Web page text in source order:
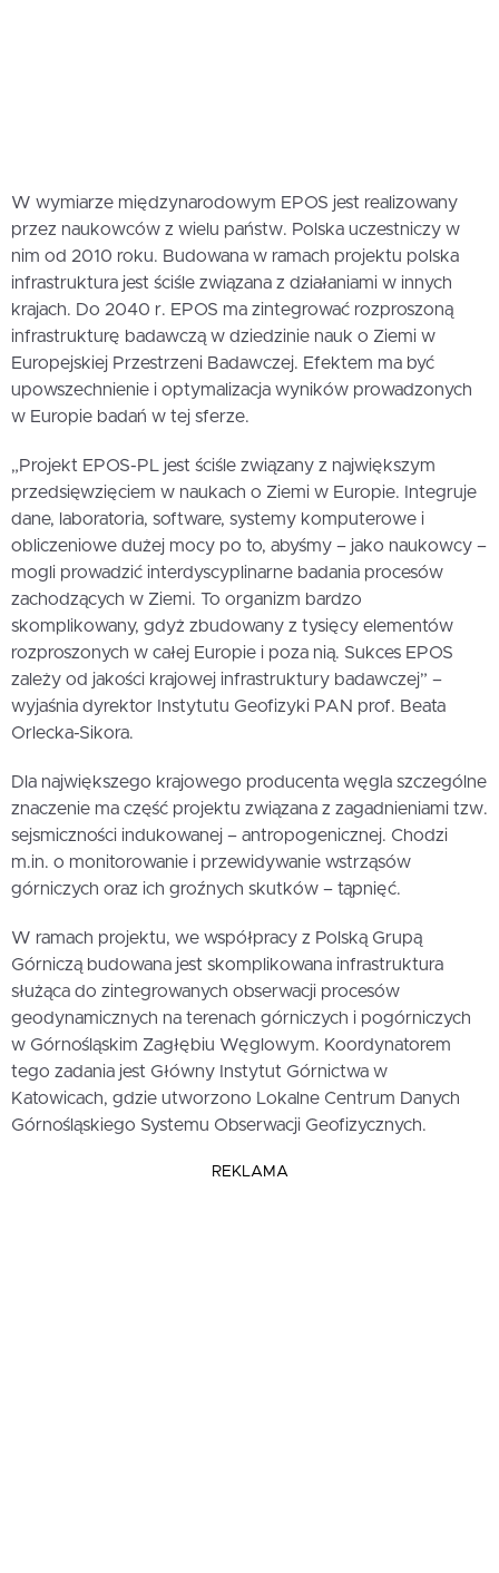
W wymiarze międzynarodowym EPOS jest realizowany
przez naukowców z wielu państw. Polska uczestniczy w
nim od 2010 roku. Budowana w ramach projektu polska
infrastruktura jest ściśle związana z działaniami w innych
krajach. Do 2040 r. EPOS ma zintegrować rozproszoną
infrastrukturę badawczą w dziedzinie nauk o Ziemi w
Europejskiej Przestrzeni Badawczej. Efektem ma być
upowszechnienie i optymalizacja wyników prowadzonych
w Europie badań w tej sferze.
„Projekt EPOS-PL jest ściśle związany z największym
przedsięwzięciem w naukach o Ziemi w Europie. Integruje
dane, laboratoria, software, systemy komputerowe i
obliczeniowe dużej mocy po to, abyśmy – jako naukowcy –
mogli prowadzić interdyscyplinarne badania procesów
zachodzących w Ziemi. To organizm bardzo
skomplikowany, gdyż zbudowany z tysięcy elementów
rozproszonych w całej Europie i poza nią. Sukces EPOS
zależy od jakości krajowej infrastruktury badawczej” –
wyjaśnia dyrektor Instytutu Geofizyki PAN prof. Beata
Orlecka-Sikora.
Dla największego krajowego producenta węgla szczególne
znaczenie ma część projektu związana z zagadnieniami tzw.
sejsmiczności indukowanej – antropogenicznej. Chodzi
m.in. o monitorowanie i przewidywanie wstrząsów
górniczych oraz ich groźnych skutków – tąpnięć.
W ramach projektu, we współpracy z Polską Grupą
Górniczą budowana jest skomplikowana infrastruktura
służąca do zintegrowanych obserwacji procesów
geodynamicznych na terenach górniczych i pogórniczych
w Górnośląskim Zagłębiu Węglowym. Koordynatorem
tego zadania jest Główny Instytut Górnictwa w
Katowicach, gdzie utworzono Lokalne Centrum Danych
Górnośląskiego Systemu Obserwacji Geofizycznych.
REKLAMA